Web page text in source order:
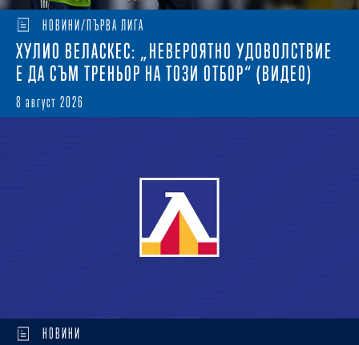
НОВИНИ/ПЪРВА ЛИГА
ХУЛИО ВЕЛАСКЕС: „НЕВЕРОЯТНО УДОВОЛСТВИЕ
Е ДА СЪМ ТРЕНЬОР НА ТОЗИ ОТБОР“ (ВИДЕО)
8 август 2026
НОВИНИ